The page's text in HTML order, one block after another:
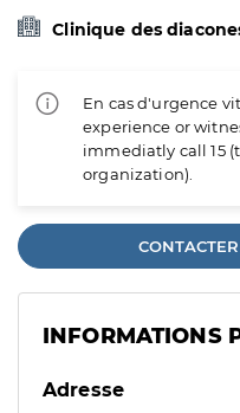
Clinique des
En cas d'urgence
experience or
immediatly call 15
organization).
INFORMATIONS
Adresse